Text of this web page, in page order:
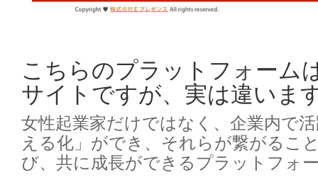
こちらのプラットフォーム
サイトですが、実は違いま
女性起業家だけではなく、企業内で
える化」ができ、それらが繋がるこ
び、共に成長ができるプラットフォ